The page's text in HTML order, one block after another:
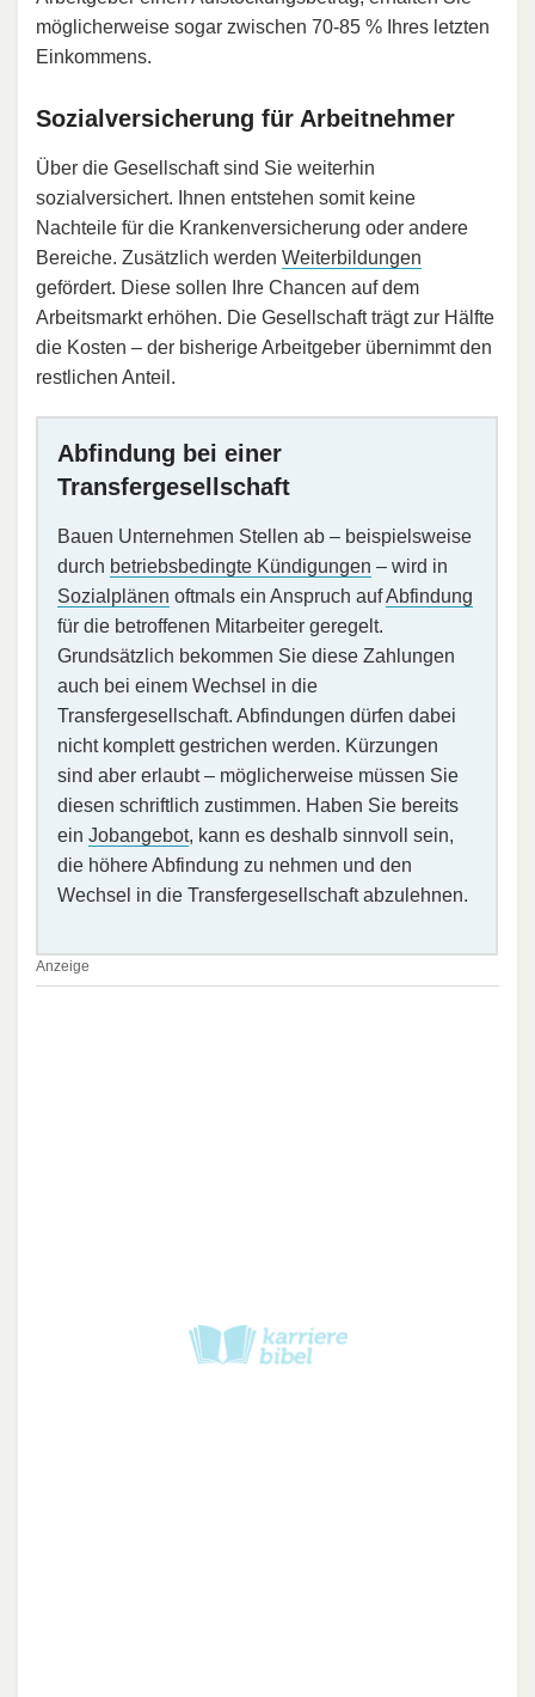
möglicherweise sogar zwischen 70-85 % Ihres letzten
Einkommens.
Sozialversicherung für Arbeitnehmer
Über die Gesellschaft sind Sie weiterhin
sozialversichert. Ihnen entstehen somit keine
Nachteile für die Krankenversicherung oder andere
Bereiche. Zusätzlich werden Weiterbildungen
gefördert. Diese sollen Ihre Chancen auf dem
Arbeitsmarkt erhöhen. Die Gesellschaft trägt zur Hälfte
die Kosten – der bisherige Arbeitgeber übernimmt den
restlichen Anteil.
Abfindung bei einer
Transfergesellschaft
Bauen Unternehmen Stellen ab – beispielsweise
durch betriebsbedingte Kündigungen – wird in
Sozialplänen oftmals ein Anspruch aufAbfindung
für die betroffenen Mitarbeiter geregelt.
Grundsätzlich bekommen Sie diese Zahlungen
auch bei einem Wechsel in die
Transfergesellschaft. Abfindungen dürfen dabei
nicht komplett gestrichen werden. Kürzungen
sind aber erlaubt – möglicherweise müssen Sie
diesen schriftlich zustimmen. Haben Sie bereits
ein Jobangebot, kann es deshalb sinnvoll sein,
die höhere Abfindung zu nehmen und den
Wechsel in die Transfergesellschaft abzulehnen.
Anzeige